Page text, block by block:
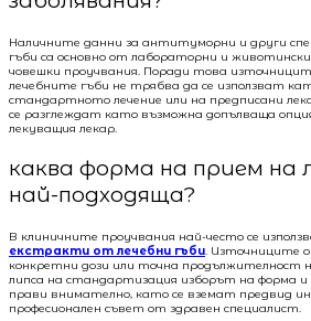
Наличните данни за антитуморни и други
гъби са основно от лабораторни и животински
човешки проучвания. Поради това
лечебните гъби не трябва да се използват
стандартното лечение или на предписани
се разглеждат като възможна допълваща
лекуващия лекар.
каква форма на прием на
най-подходяща?
В клиничните проучвания най-често се
екстракти от лечебни гъби. Източниците
конкретни дози или точна продължителност
липса на стандартизация изборът на форма и
прави внимателно, като се вземат предвид
професионален съвет от здравен специалист.